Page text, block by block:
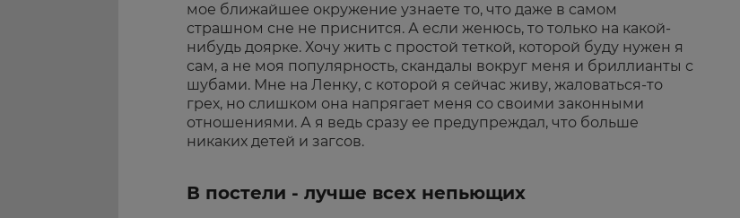
мое ближайшее окружение узнаете то, что даже в самом
страшном сне не приснится. А если женюсь, то только на какой-
нибудь доярке. Хочу жить с простой теткой, которой буду нужен я
сам, а не моя популярность, скандалы вокруг меня и бриллианты с
шубами. Мне на Ленку, с которой я сейчас живу, жаловаться-то
грех, но слишком она напрягает меня со своими законными
отношениями. А я ведь сразу ее предупреждал, что больше
никаких детей и загсов.
В постели - лучше всех непьющих